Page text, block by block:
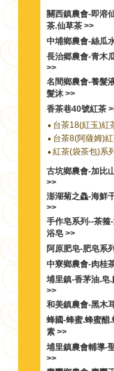
關西鎮農會-即溶
茶.仙草茶 >>
中埔鄉農會-絲瓜
長治郷農會-青木
>>
名間鄉農會-養髮
髮沐 >>
香茶巷40號紅茶
台茶18(紅玉)紅
台茶8(阿薩姆)
紅茶(袋茶包)系列
古坑鄉農會-加比
>>
澎湖菊之鱻-海鮮
>>
手作皂系列--茶箍
浴皂 >>
阿原肥皂-肥皂系
中寮鄉農會-肉桂
埔里鎮-香茅油.皂
>>
和美鎮農會-黑木
蜂國-蜂蜜.蜂蜜醋
素 >>
埔里鎮農會輔導-
>>